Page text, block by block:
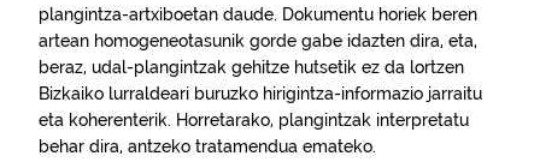
plangintza-artxiboetan daude. Dokumentu horiek beren
artean homogeneotasunik gorde gabe idazten dira, eta,
beraz, udal-plangintzak gehitze hutsetik ez da lortzen
Bizkaiko lurraldeari buruzko hirigintza-informazio jarraitu
eta koherenterik. Horretarako, plangintzak interpretatu
behar dira, antzeko tratamendua emateko.